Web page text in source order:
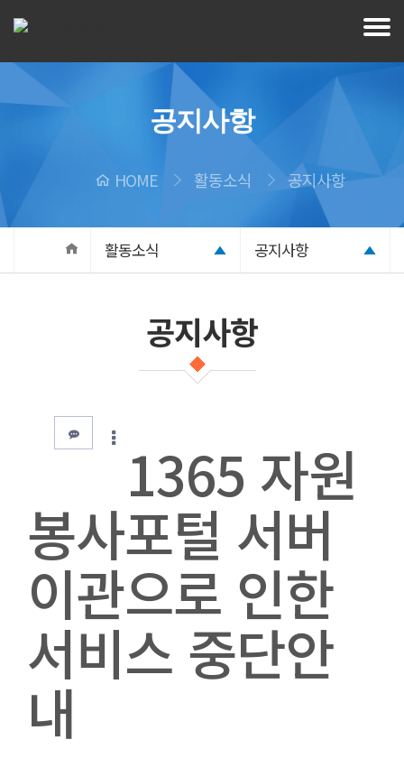
공지사항
HOME 활동소식 공지사항
활동소식 공지사항
공지사항
1365 자원
봉사포털 서버
이관으로 인한
서비스 중단안
내